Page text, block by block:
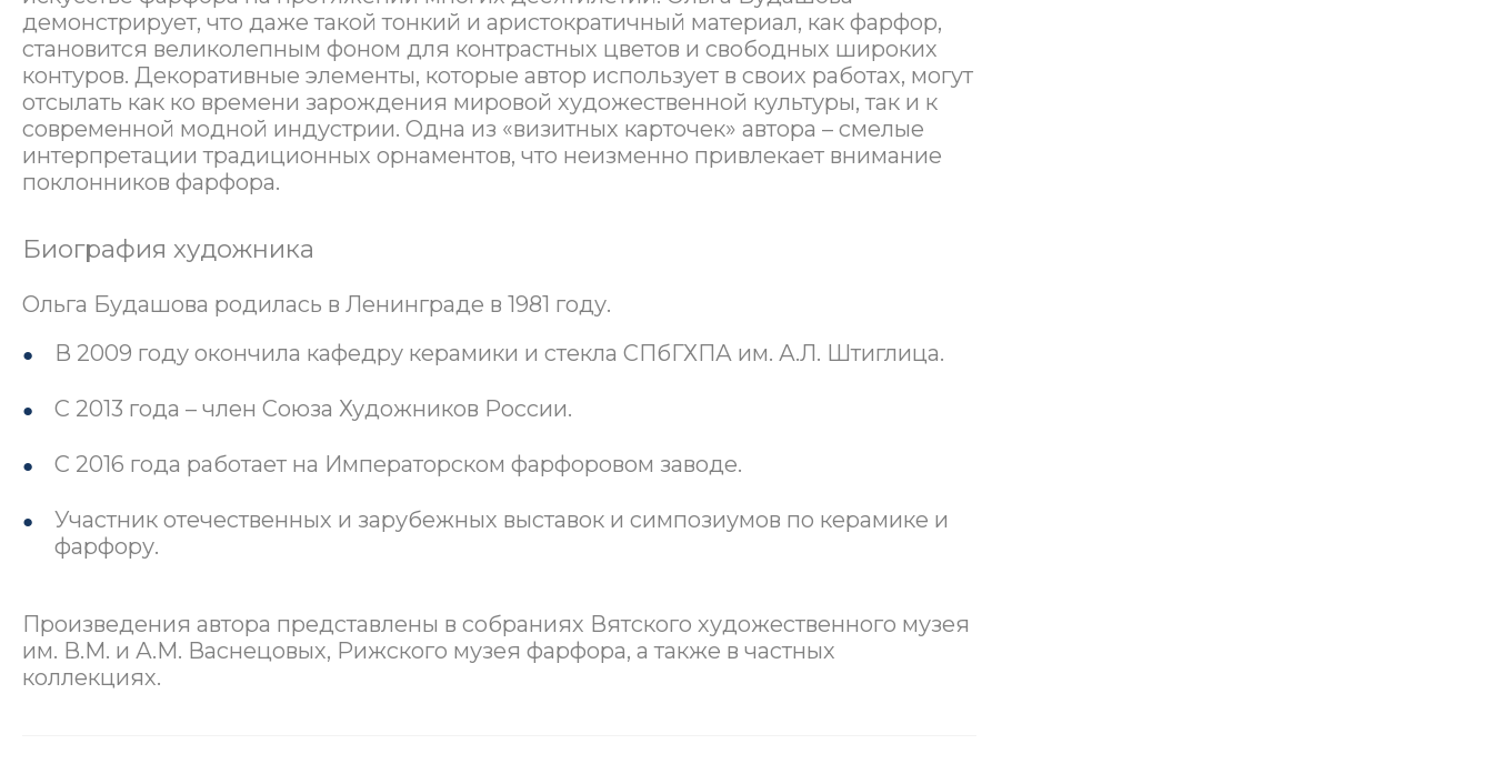
демонстрирует, что даже такой тонкий и аристократичный материал, как фарфор,
становится великолепным фоном для контрастных цветов и свободных широких
контуров. Декоративные элементы, которые автор использует в своих работах, могут
отсылать как ко времени зарождения мировой художественной культуры, так и к
современной модной индустрии. Одна из «визитных карточек» автора – смелые
интерпретации традиционных орнаментов, что неизменно привлекает внимание
поклонников фарфора.
Биография художника
Ольга Будашова родилась в Ленинграде в 1981 году.
В 2009 году окончила кафедру керамики и стекла СПбГХПА им. А.Л. Штиглица.
С 2013 года – член Союза Художников России.
С 2016 года работает на Императорском фарфоровом заводе.
Участник отечественных и зарубежных выставок и симпозиумов по керамике и
фарфору.
Произведения автора представлены в собраниях Вятского художественного музея
им. В.М. и А.М. Васнецовых, Рижского музея фарфора, а также в частных
коллекциях.